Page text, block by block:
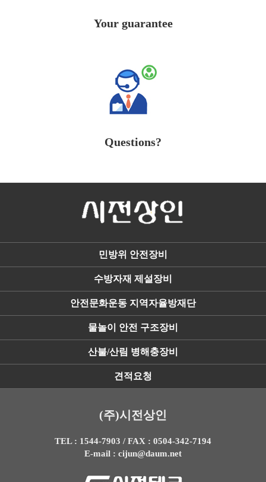
Your guarantee
Questions?
민방위 안전장비
수방자재 제설장비
안전문화운동 지역자율방재단
물놀이 안전 구조장비
산불/산림 병해충장비
견적요청
(주)시전상인
TEL : 1544-7903 / FAX : 0504-342-7194
E-mail : cijun@daum.net